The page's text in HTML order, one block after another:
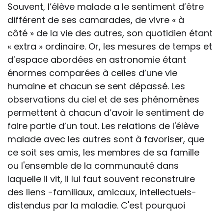
Souvent, l’élève malade a le sentiment d’être
différent de ses camarades, de vivre « à
côté » de la vie des autres, son quotidien étant
« extra » ordinaire. Or, les mesures de temps et
d’espace abordées en astronomie étant
énormes comparées à celles d’une vie
humaine et chacun se sent dépassé. Les
observations du ciel et de ses phénomènes
permettent à chacun d’avoir le sentiment de
faire partie d’un tout. Les relations de l'élève
malade avec les autres sont à favoriser, que
ce soit ses amis, les membres de sa famille
ou l'ensemble de la communauté dans
laquelle il vit, il lui faut souvent reconstruire
des liens -familiaux, amicaux, intellectuels-
distendus par la maladie. C'est pourquoi